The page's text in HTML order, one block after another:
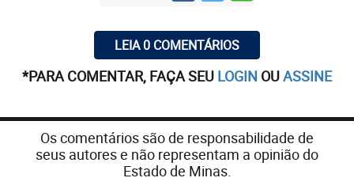
LEIA 0 COMENTÁRIOS
*PARA COMENTAR, FAÇA SEU LOGIN OUASSINE
Os comentários são de responsabilidade de
seus autores e não representam a opinião do
Estado de Minas.